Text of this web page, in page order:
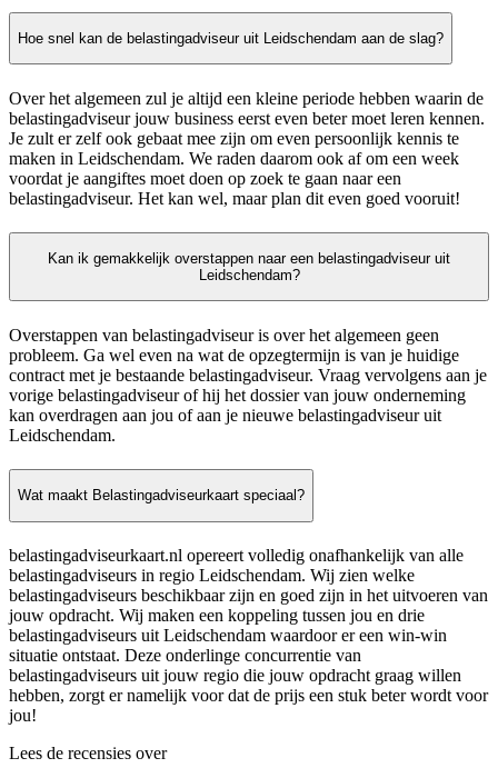
Hoe snel kan de belastingadviseur uit Leidschendam aan de slag?
Over het algemeen zul je altijd een kleine periode hebben waarin de
belastingadviseur jouw business eerst even beter moet leren kennen.
Je zult er zelf ook gebaat mee zijn om even persoonlijk kennis te
maken in Leidschendam. We raden daarom ook af om een week
voordat je aangiftes moet doen op zoek te gaan naar een
belastingadviseur. Het kan wel, maar plan dit even goed vooruit!
Kan ik gemakkelijk overstappen naar een belastingadviseur uit
Leidschendam?
Overstappen van belastingadviseur is over het algemeen geen
probleem. Ga wel even na wat de opzegtermijn is van je huidige
contract met je bestaande belastingadviseur. Vraag vervolgens aan je
vorige belastingadviseur of hij het dossier van jouw onderneming
kan overdragen aan jou of aan je nieuwe belastingadviseur uit
Leidschendam.
Wat maakt Belastingadviseurkaart speciaal?
belastingadviseurkaart.nl opereert volledig onafhankelijk van alle
belastingadviseurs in regio Leidschendam. Wij zien welke
belastingadviseurs beschikbaar zijn en goed zijn in het uitvoeren van
jouw opdracht. Wij maken een koppeling tussen jou en drie
belastingadviseurs uit Leidschendam waardoor er een win-win
situatie ontstaat. Deze onderlinge concurrentie van
belastingadviseurs uit jouw regio die jouw opdracht graag willen
hebben, zorgt er namelijk voor dat de prijs een stuk beter wordt voor
jou!
Lees de recensies over